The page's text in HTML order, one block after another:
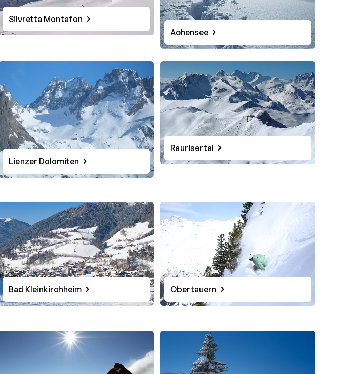
Silvretta Montafon
Achensee
Lienzer Dolomiten
Raurisertal
Bad Kleinkirchheim Obertauern